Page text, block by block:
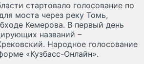
стартовало голосование по
моста через реку Томь,
Кемерова. В первый день
названий –
Народное голосование
«Кузбасс-Онлайн».